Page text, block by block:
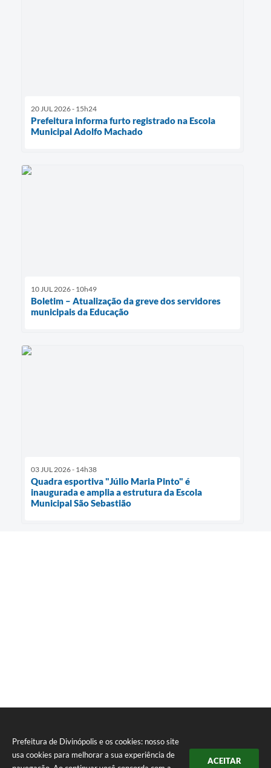
Prefeitura de Divinópolis e os cookies: nosso site
usa cookies para melhorar a sua experiência de
ACEITAR
20 JUL 2026 - 15h24
Prefeitura informa furto registrado na Escola
Municipal Adolfo Machado
10 JUL 2026 - 10h49
Boletim – Atualização da greve dos servidores
municipais da Educação
03 JUL 2026 - 14h38
Quadra esportiva "Júlio Maria Pinto" é
inaugurada e amplia a estrutura da Escola
Municipal São Sebastião